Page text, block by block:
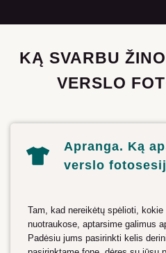
KĄ SVARBU
VERSLO
Apranga. Ką
verslo
Tam, kad nereikėtų spėlioti,
nuotraukose, aptarsime galimus
Padėsiu jums pasirinkti kelis